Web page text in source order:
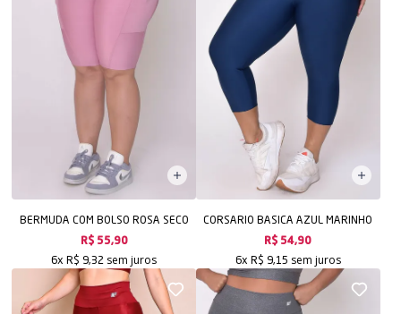
BERMUDA COM BOLSO ROSA SECO
R$ 55,90
6x R$ 9,32 sem juros
CORSARIO BASICA AZUL MARINHO
R$ 54,90
6x R$ 9,15 sem juros